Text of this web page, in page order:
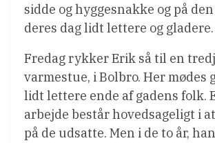
sidde og hyggesnakke og på
deres dag lidt lettere og gladere.
Fredag rykker Erik så til en
varmestue, i Bolbro. Her mødes
lidt lettere ende af gadens folk.
arbejde består hovedsageligt i
på de udsatte. Men i de to år,